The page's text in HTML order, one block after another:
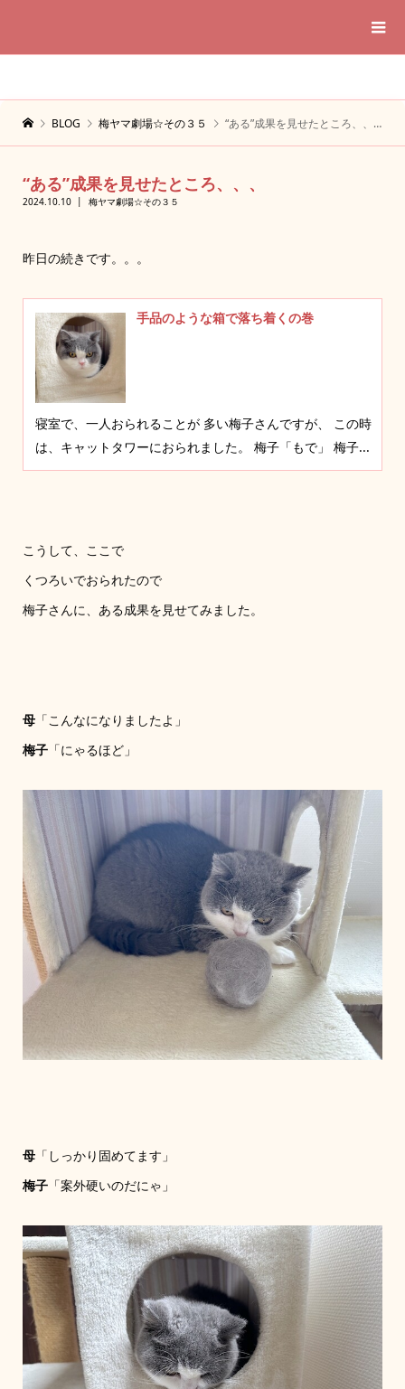
BLOG 梅ヤマ劇場☆その３５ “ある”成果を見せたところ、、、
“ある”成果を見せたところ、、、
2024.10.10 梅ヤマ劇場☆その３５
昨日の続きです。。。
手品のような箱で落ち着くの巻
寝室で、一人おられることが 多い梅子さんですが、 この時
は、キャットタワーにおられました。 梅子「もで」 梅子...
こうして、ここで
くつろいでおられたので
梅子さんに、ある成果を見せてみました。
母「こんなになりましたよ」
梅子「にゃるほど」
母「しっかり固めてます」
梅子「案外硬いのだにゃ」